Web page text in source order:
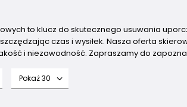
to klucz do skutecznego usuwania
czas i wysiłek. Nasza oferta
i niezawodność. Zapraszamy do
Pokaż 30